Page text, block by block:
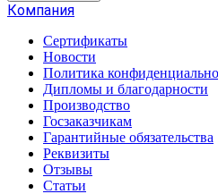
Компания
Сертификаты
Новости
Политика
Дипломы и благодарности
Производство
Госзаказчикам
Гарантийные обязательства
Реквизиты
Отзывы
Статьи